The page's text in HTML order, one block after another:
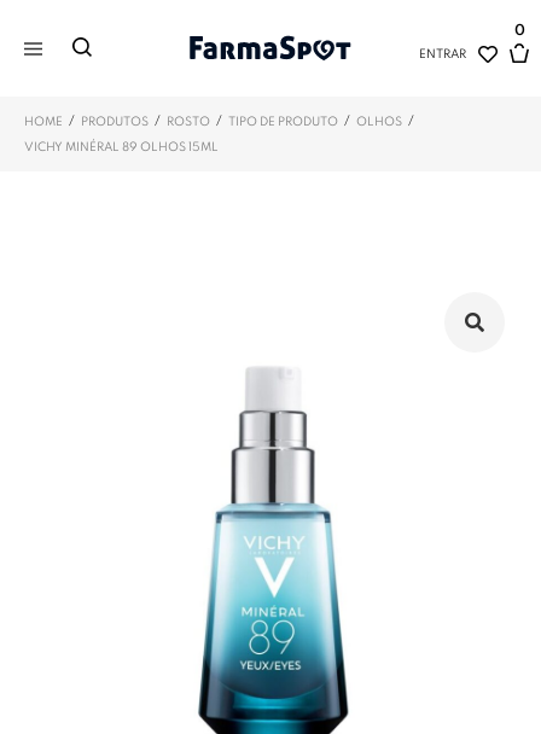
ENTRAR
0
HOME / PRODUTOS / ROSTO / TIPO DE PRODUTO / OLHOS /
VICHY MINÉRAL 89 OLHOS 15ML